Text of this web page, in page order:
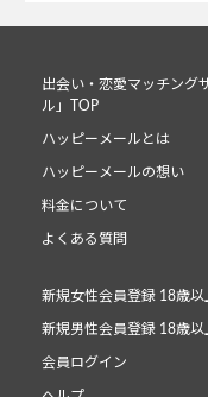
出会い・恋愛マッチング
ル」TOP
ハッピーメールとは
ハッピーメールの想い
料金について
よくある質問
新規女性会員登録 18歳以
新規男性会員登録 18歳以
会員ログイン